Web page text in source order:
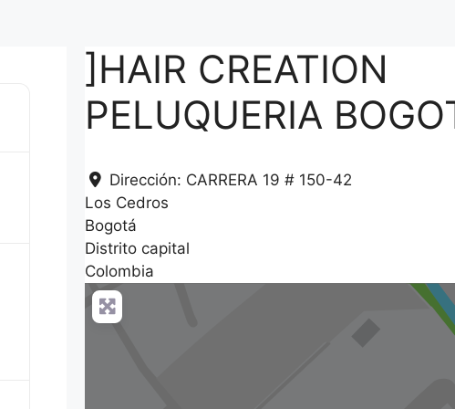
]HAIR CREATION
PELUQUERIA
Dirección: CARRERA 19 # 150-42
Los Cedros
Bogotá
Distrito capital
Colombia